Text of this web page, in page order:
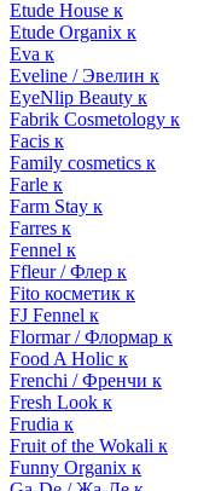
Etude House к
Etude Organix к
Eva к
Eveline / Эвелин к
EyeNlip Beauty к
Fabrik Cosmetology к
Facis к
Family cosmetics к
Farle к
Farm Stay к
Farres к
Fennel к
Ffleur / Флер к
Fito косметик к
FJ Fennel к
Flormar / Флормар к
Food A Holic к
Frenchi / Френчи к
Fresh Look к
Frudia к
Fruit of the Wokali к
Funny Organix к